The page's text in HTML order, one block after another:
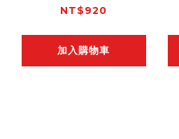
NT$920
加入購物車